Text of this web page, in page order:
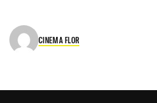
CINEMA FLOR